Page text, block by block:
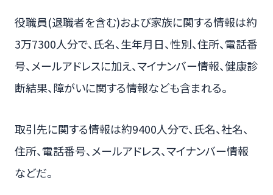
役職員(退職者を含む)および家族に関する情報は約
3万7300人分で、氏名、生年月日、性別、住所、電話番
号、メールアドレスに加え、マイナンバー情報、健康診
断結果、障がいに関する情報なども含まれる。
取引先に関する情報は約9400人分で、氏名、社名、
住所、電話番号、メールアドレス、マイナンバー情報
などだ。